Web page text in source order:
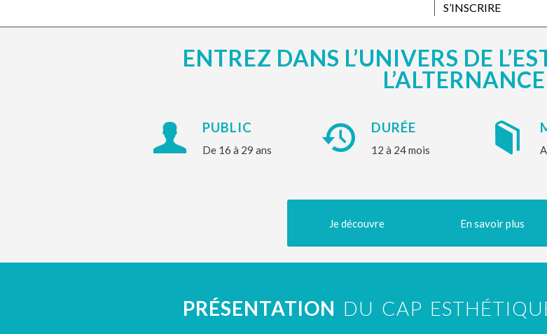
S’INSCRIRE
ENTREZ DANS L’UNIVERS DE
PUBLIC
De 16 à 29 ans
DURÉE
12 à 24 mois
Je découvre En savoir plus
PRÉSENTATION DU CAP